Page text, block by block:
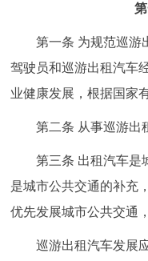
第一条 为规范巡游出
驾驶员和巡游出租汽车
业健康发展，根据国家
第二条 从事巡游出租
第三条 出租汽车是城
是城市公共交通的补充
优先发展城市公共交通
巡游出租汽车发展应